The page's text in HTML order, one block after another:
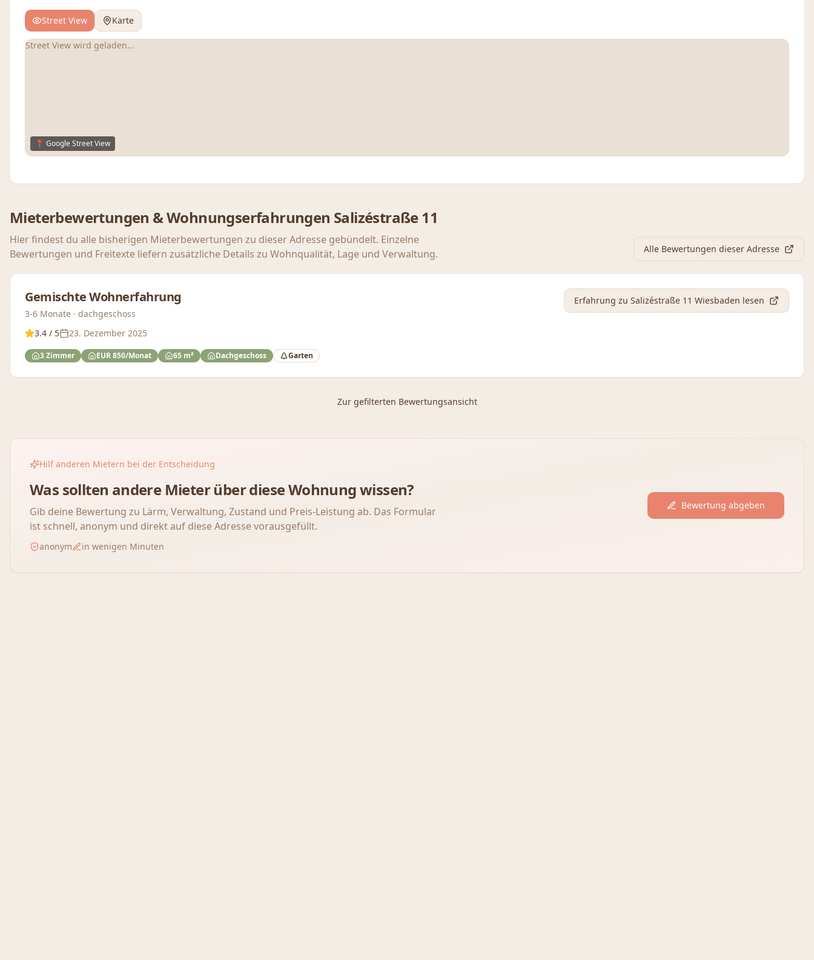
Street View Karte
Street View wird geladen...
📍 Google Street View
Mieterbewertungen & Wohnungserfahrungen Salizéstraße 11
Hier findest du alle bisherigen Mieterbewertungen zu dieser Adresse gebündelt. Einzelne
Bewertungen und Freitexte liefern zusätzliche Details zu Wohnqualität, Lage und Verwaltung.
Alle Bewertungen dieser Adresse
Gemischte Wohnerfahrung
3-6 Monate · dachgeschoss
3.4 / 5 23. Dezember 2025
Erfahrung zu Salizéstraße 11 Wiesbaden lesen
3 Zimmer EUR 850/Monat 65 m² Dachgeschoss Garten
Zur gefilterten Bewertungsansicht
Hilf anderen Mietern bei der Entscheidung
Was sollten andere Mieter über diese Wohnung wissen?
Gib deine Bewertung zu Lärm, Verwaltung, Zustand und Preis-Leistung ab. Das Formular
ist schnell, anonym und direkt auf diese Adresse vorausgefüllt.
anonym in wenigen Minuten
Bewertung abgeben